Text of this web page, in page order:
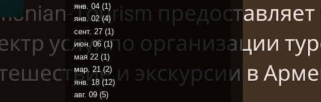
янв. 04 (1)
янв. 02(4)
сент. 27 (1)
июн. 06 (1)
мая 22 (1)
мар. 21(2)
янв. 18 (12)
авг. 09 (5)